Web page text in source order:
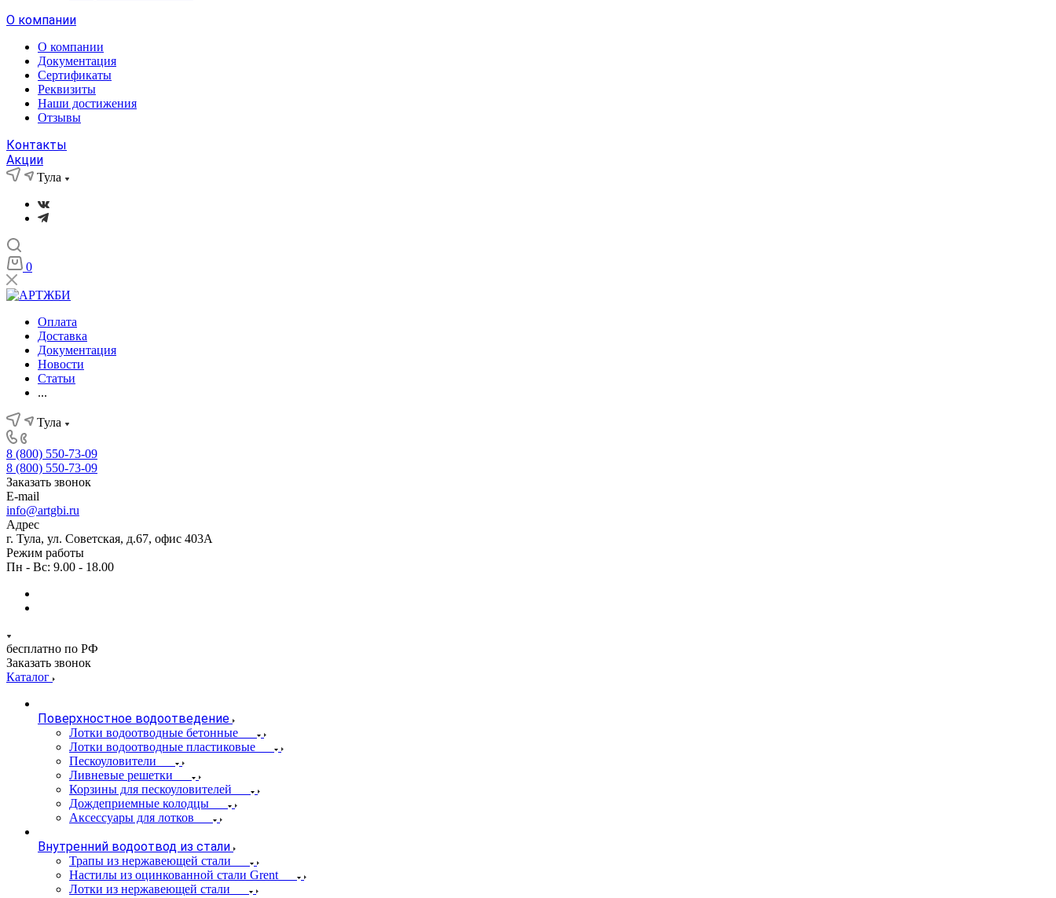
О компании
О компании
Документация
Сертификаты
Реквизиты
Наши достижения
Отзывы
Контакты
Акции
Тула
0
Оплата
Доставка
Документация
Новости
Статьи
...
Тула
8 (800) 550-73-09
8 (800) 550-73-09
Заказать звонок
E-mail
info@artgbi.ru
Адрес
г. Тула, ул. Советская, д.67, офис 403А
Режим работы
Пн - Вс: 9.00 - 18.00
бесплатно по РФ
Заказать звонок
Каталог
Поверхностное водоотведение
Лотки водоотводные бетонные
Лотки водоотводные пластиковые
Пескоуловители
Ливневые решетки
Корзины для пескоуловителей
Дождеприемные колодцы
Аксессуары для лотков
Внутренний водоотвод из стали
Трапы из нержавеющей стали
Настилы из оцинкованной стали Grent
Лотки из нержавеющей стали